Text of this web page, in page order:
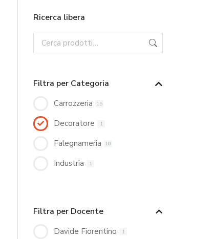
Ricerca libera
Filtra per Categoria
Carrozzeria 15
Decoratore 1
Falegnameria 10
Industria 1
Filtra per Docente
Davide Fiorentino 1